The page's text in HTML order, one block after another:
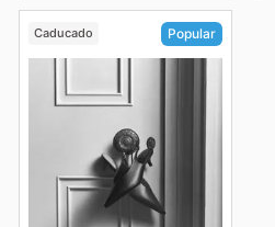
Caducado Popular